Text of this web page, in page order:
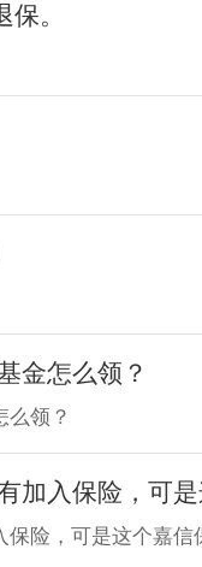
。
金怎么领？
么领？
加入保险，可
险，可是这个嘉